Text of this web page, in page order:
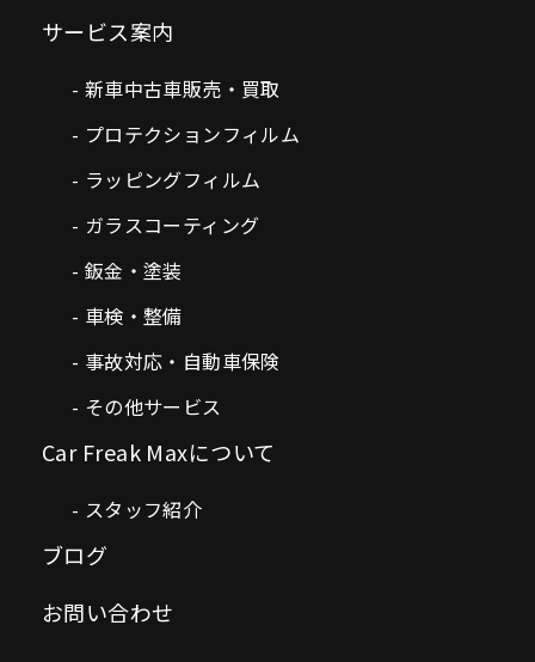
サービス案内
新車中古車販売・買取
プロテクションフィルム
ラッピングフィルム
ガラスコーティング
鈑金・塗装
車検・整備
事故対応・自動車保険
その他サービス
Car Freak Maxについて
スタッフ紹介
ブログ
お問い合わせ